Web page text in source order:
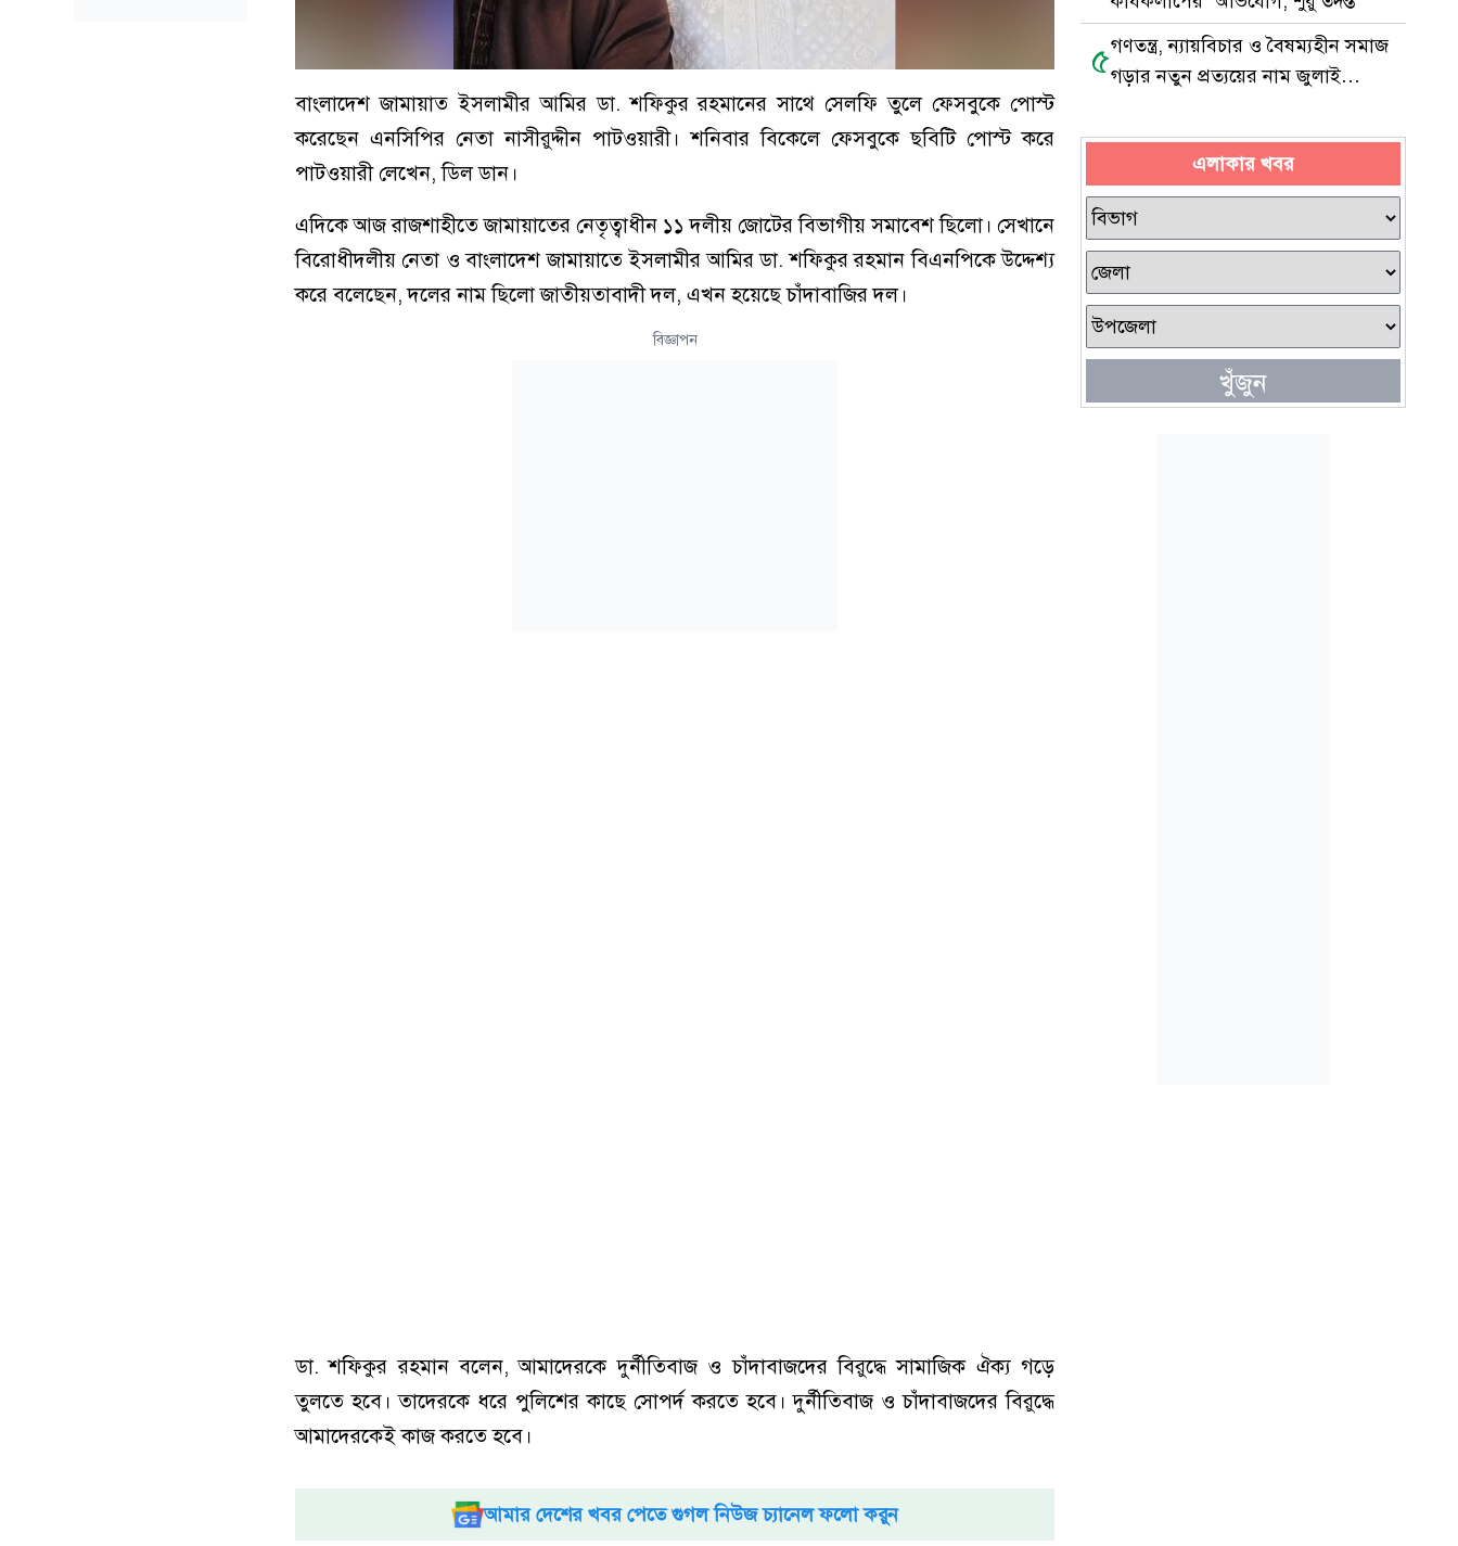
বাংলাদেশ জামায়াত ইসলামীর আমির ডা. শফিকুর রহমানের সাথে সেলফি তুলে ফেসবুকে পোস্ট
করেছেন এনসিপির নেতা নাসীরুদ্দীন পাটওয়ারী। শনিবার বিকেলে ফেসবুকে ছবিটি পোস্ট করে
পাটওয়ারী লেখেন, ডিল ডান।
এদিকে আজ রাজশাহীতে জামায়াতের নেতৃত্বাধীন ১১ দলীয় জোটের বিভাগীয় সমাবেশ ছিলো। সেখানে
বিরোধীদলীয় নেতা ও বাংলাদেশ জামায়াতে ইসলামীর আমির ডা. শফিকুর রহমান বিএনপিকে উদ্দেশ্য
করে বলেছেন, দলের নাম ছিলো জাতীয়তাবাদী দল, এখন হয়েছে চাঁদাবাজির দল।
বিজ্ঞাপন
ডা. শফিকুর রহমান বলেন, আমাদেরকে দুর্নীতিবাজ ও চাঁদাবাজদের বিরুদ্ধে সামাজিক ঐক্য গড়ে
তুলতে হবে। তাদেরকে ধরে পুলিশের কাছে সোপর্দ করতে হবে। দুর্নীতিবাজ ও চাঁদাবাজদের বিরুদ্ধে
আমাদেরকেই কাজ করতে হবে।
আমার দেশের খবর পেতে গুগল নিউজ চ্যানেল ফলো করুন
৫গণতন্ত্র, ন্যায়বিচার ও বৈষম্যহীন সমাজ
গড়ার নতুন প্রত্যয়ের নাম জুলাই
এলাকার খবর
খুঁজুন